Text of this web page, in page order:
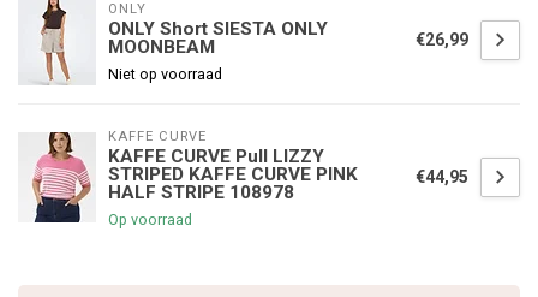
ONLY
ONLY Short SIESTA ONLY
MOONBEAM
Niet op voorraad
€26,99
KAFFE CURVE
KAFFE CURVE Pull LIZZY
STRIPED KAFFE CURVE PINK
HALF STRIPE 108978
Op voorraad
€44,95
€5,00 korting op je volgende bestelling